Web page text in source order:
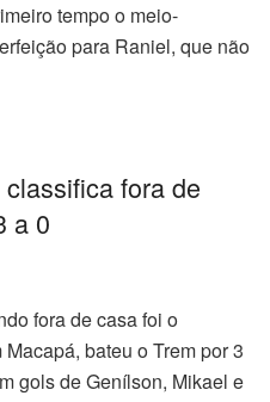
tempo o meio-
para Raniel, que não
fora de
a 0
fora de casa foi o
bateu o Trem por 3
gols de Genílson, Mikael e